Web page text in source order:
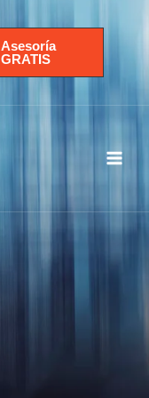
Asesoría
GRATIS